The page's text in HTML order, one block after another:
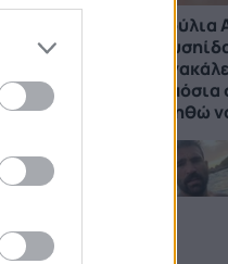
κινηθώ